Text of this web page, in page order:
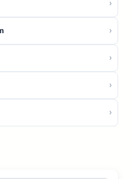
›
›
›
›
›